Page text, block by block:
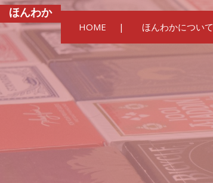
ほんわか
HOME ほんわかについて